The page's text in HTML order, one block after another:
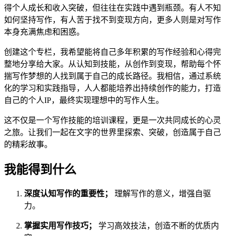
得个人成长和收入突破，但往往在实践中遇到瓶颈。有人不知
如何坚持写作，有人苦于找不到变现方向，更多人则是对写作
本身充满焦虑和困惑。
创建这个专栏，我希望能将自己多年积累的写作经验和心得完
整地分享给大家。从认知到技能，从创作到变现，帮助每个怀
揣写作梦想的人找到属于自己的成长路径。我相信，通过系统
化的学习和实践指导，人人都能培养出持续创作的能力，打造
自己的个人IP，最终实现理想中的写作人生。
这不仅是一个写作技能的培训课程，更是一次共同成长的心灵
之旅。让我们一起在文字的世界里探索、突破，创造属于自己
的精彩故事。
我能得到什么
深度认知写作的重要性；
理解写作的意义，增强自驱
力。
掌握实用写作技巧；
学习高效技法，创造不断的优质内